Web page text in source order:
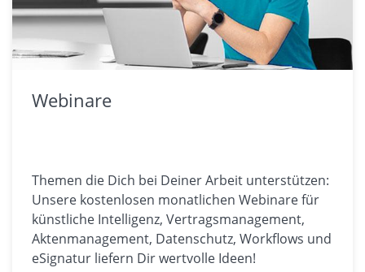
Webinare
Themen die Dich bei Deiner Arbeit unterstützen:
Unsere kostenlosen monatlichen Webinare für
künstliche Intelligenz, Vertragsmanagement,
Aktenmanagement, Datenschutz, Workflows und
eSignatur liefern Dir wertvolle Ideen!